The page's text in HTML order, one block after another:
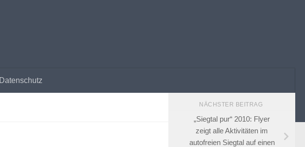
Datenschutz
NÄCHSTER BEITRAG
„Siegtal pur“ 2010: Flyer
zeigt alle Aktivitäten im
autofreien Siegtal auf einen